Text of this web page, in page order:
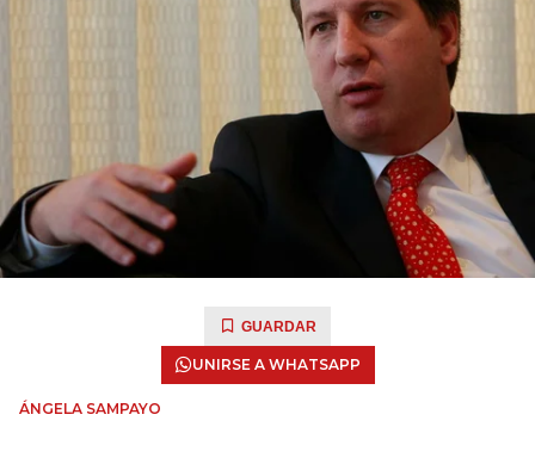
GUARDAR
UNIRSE A WHATSAPP
ÁNGELA SAMPAYO